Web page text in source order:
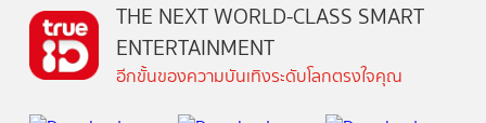
THE NEXT WORLD-CLASS SMART
ENTERTAINMENT
อีกขั้นของความบันเทิงระดับโลกตรงใจคุณ